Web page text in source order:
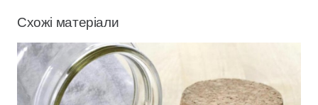
Схожі матеріали